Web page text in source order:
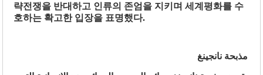
략전쟁을 반대하고 인류의 존엄을 지키며 세계평화를 수
호하는 확고한 입장을 표명했다.
مذبحة نانجينغ